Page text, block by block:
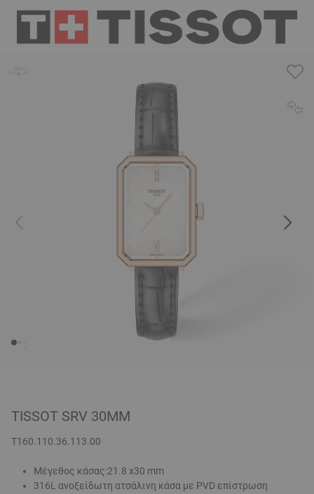
TISSOT SRV 30MM
T160.110.36.113.00
Μέγεθος κάσας:21.8 x30 mm
316L ανοξείδωτη ατσάλινη κάσα με PVD επίστρωση